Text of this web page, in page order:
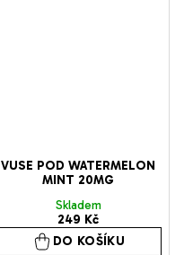
VUSE POD WATERMELON
MINT 20MG
Skladem
249 Kč
DO KOŠÍKU